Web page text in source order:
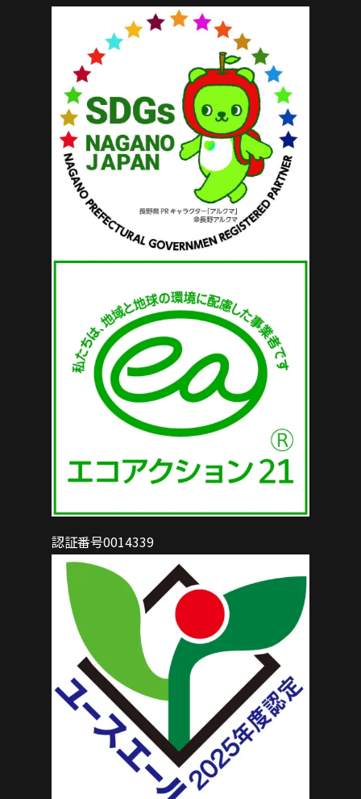
認証番号0014339